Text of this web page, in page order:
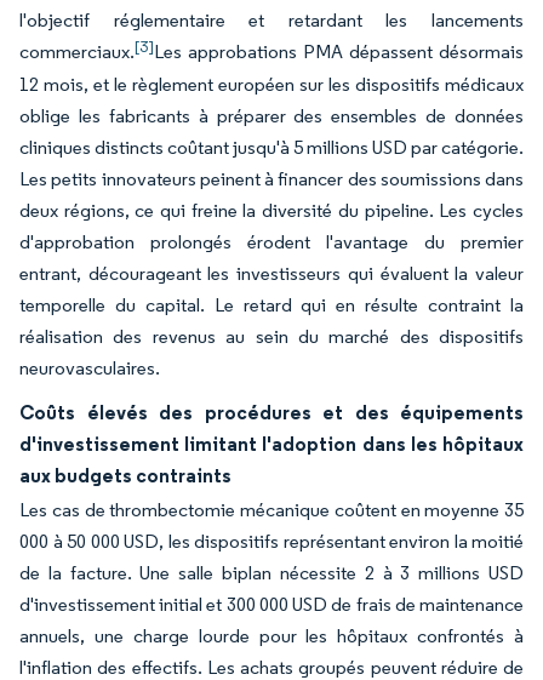
l'objectif réglementaire et retardant les lancements
commerciaux.[3]Les approbations PMA dépassent désormais
12 mois, et le règlement européen sur les dispositifs médicaux
oblige les fabricants à préparer des ensembles de données
cliniques distincts coûtant jusqu'à 5 millions USD par catégorie.
Les petits innovateurs peinent à financer des soumissions dans
deux régions, ce qui freine la diversité du pipeline. Les cycles
d'approbation prolongés érodent l'avantage du premier
entrant, décourageant les investisseurs qui évaluent la valeur
temporelle du capital. Le retard qui en résulte contraint la
réalisation des revenus au sein du marché des dispositifs
neurovasculaires.
Coûts élevés des procédures et des équipements
d'investissement limitant l'adoption dans les hôpitaux
aux budgets contraints
Les cas de thrombectomie mécanique coûtent en moyenne 35
000 à 50 000 USD, les dispositifs représentant environ la moitié
de la facture. Une salle biplan nécessite 2 à 3 millions USD
d'investissement initial et 300 000 USD de frais de maintenance
annuels, une charge lourde pour les hôpitaux confrontés à
l'inflation des effectifs. Les achats groupés peuvent réduire de